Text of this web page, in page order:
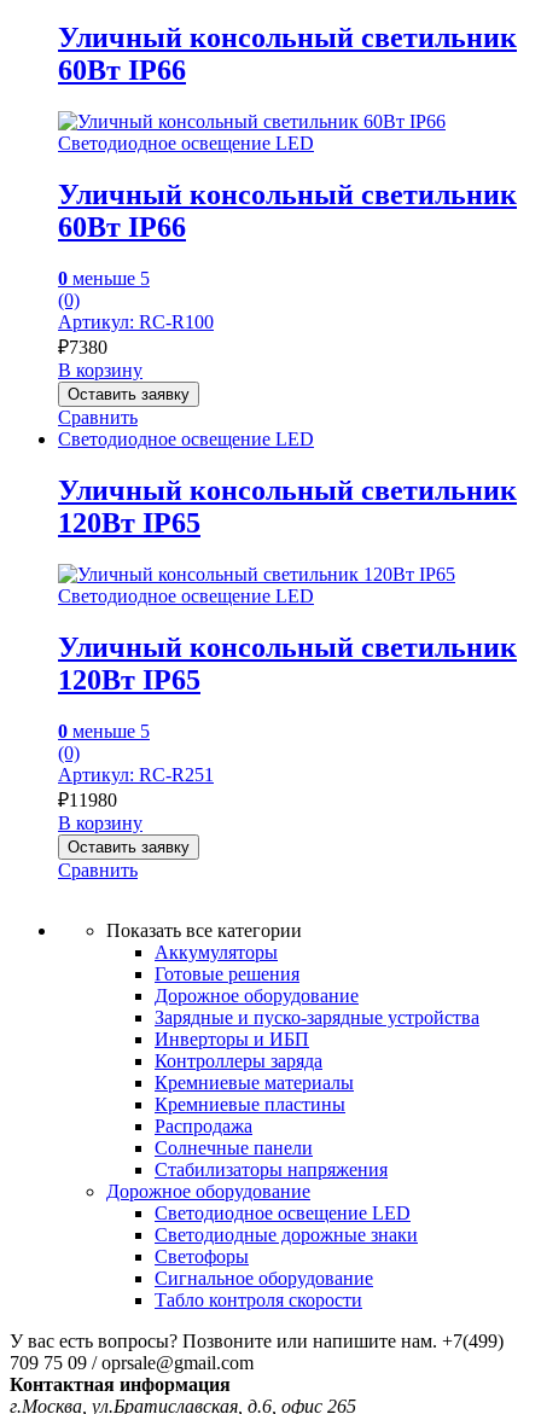
Уличный консольный светильник
60Вт IP66
Светодиодное освещение LED
Уличный консольный светильник
60Вт IP66
0 меньше 5
(0)
Артикул: RC-R100
₽7380
В корзину
Оставить заявку
Сравнить
Светодиодное освещение LED
Уличный консольный светильник
120Вт IP65
Светодиодное освещение LED
Уличный консольный светильник
120Вт IP65
0 меньше 5
(0)
Артикул: RC-R251
₽11980
В корзину
Оставить заявку
Сравнить
Показать все категории
Аккумуляторы
Готовые решения
Дорожное оборудование
Зарядные и пуско-зарядные устройства
Инверторы и ИБП
Контроллеры заряда
Кремниевые материалы
Кремниевые пластины
Распродажа
Солнечные панели
Стабилизаторы напряжения
Дорожное оборудование
Светодиодное освещение LED
Светодиодные дорожные знаки
Светофоры
Сигнальное оборудование
Табло контроля скорости
У вас есть вопросы? Позвоните или напишите нам. +7(499)
709 75 09 / oprsale@gmail.com
Контактная информация
г.Москва, ул.Братиславская, д.6, офис 265